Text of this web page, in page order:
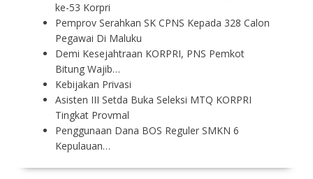
ke-53 Korpri
Pemprov Serahkan SK CPNS Kepada 328 Calon
Pegawai Di Maluku
Demi Kesejahtraan KORPRI, PNS Pemkot
Bitung Wajib…
Kebijakan Privasi
Asisten III Setda Buka Seleksi MTQ KORPRI
Tingkat Provmal
Penggunaan Dana BOS Reguler SMKN 6
Kepulauan…